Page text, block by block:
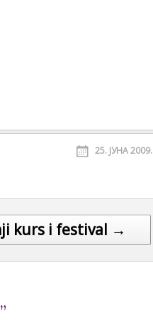
25. ЈУНА 2009.
kurs i festival →